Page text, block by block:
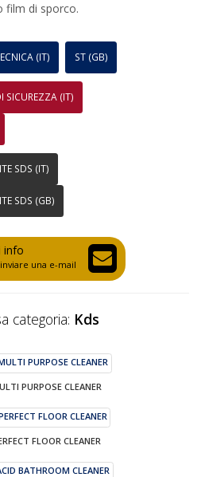
film di sporco.
(IT) ST (GB)
SICUREZZA (IT)
SDS (IT)
SDS (GB)
info
una e-mail
categoria: Kds
PURPOSE CLEANER
FLOOR CLEANER